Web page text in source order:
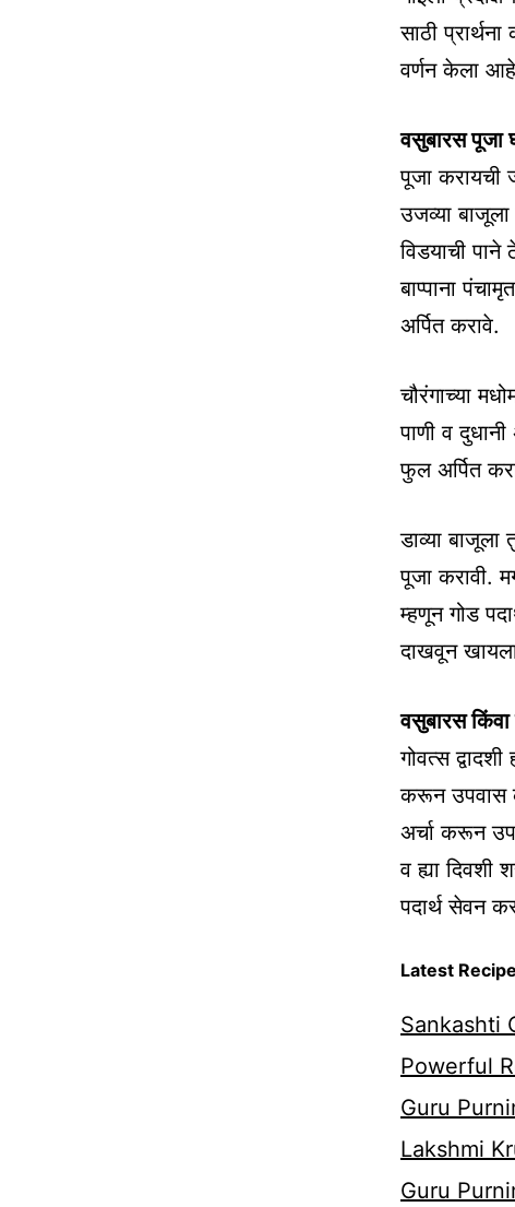
साठी
वर्णन केला
वसुबारस पूजा
पूजा करायची
उजव्या बाजूला
विडयाची
बाप्पाना
अर्पित करावे.
चौरंगाच्या
पाणी व
फुल अर्पित
डाव्या बाजूला
पूजा करावी.
म्हणून गोड
दाखवून
वसुबारस किंवा
गोवत्स
करून उपवास
अर्चा करून
व ह्या
पदार्थ सेवन
Latest
Sankashti
Powerful
Guru
Lakshmi
Guru